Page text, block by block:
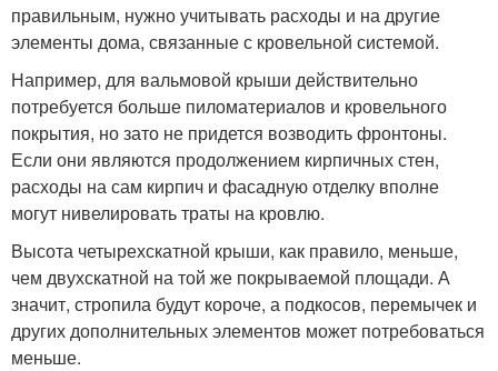
правильным, нужно учитывать расходы и на другие
элементы дома, связанные с кровельной системой.
Например, для вальмовой крыши действительно
потребуется больше пиломатериалов и кровельного
покрытия, но зато не придется возводить фронтоны.
Если они являются продолжением кирпичных стен,
расходы на сам кирпич и фасадную отделку вполне
могут нивелировать траты на кровлю.
Высота четырехскатной крыши, как правило, меньше,
чем двухскатной на той же покрываемой площади. А
значит, стропила будут короче, а подкосов, перемычек и
других дополнительных элементов может потребоваться
меньше.